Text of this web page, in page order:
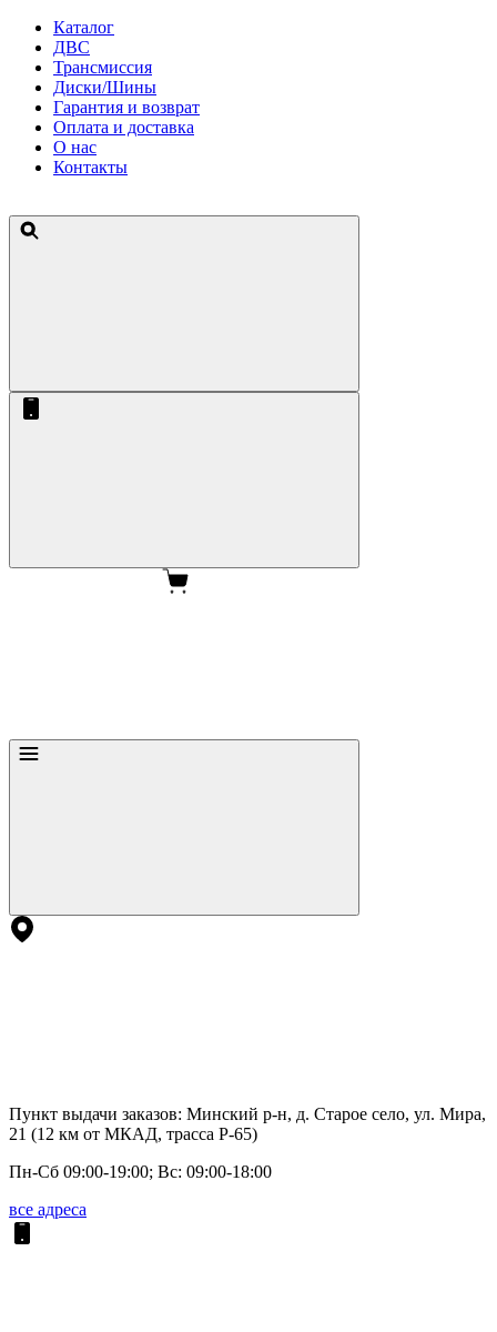
Каталог
ДВС
Трансмиссия
Диски/Шины
Гарантия и возврат
Оплата и доставка
О нас
Контакты
Пункт выдачи заказов: Минский р-н, д. Старое село, ул. Мира,
21 (12 км от МКАД, трасса P-65)
Пн-Сб 09:00-19:00; Вс: 09:00-18:00
все адреса